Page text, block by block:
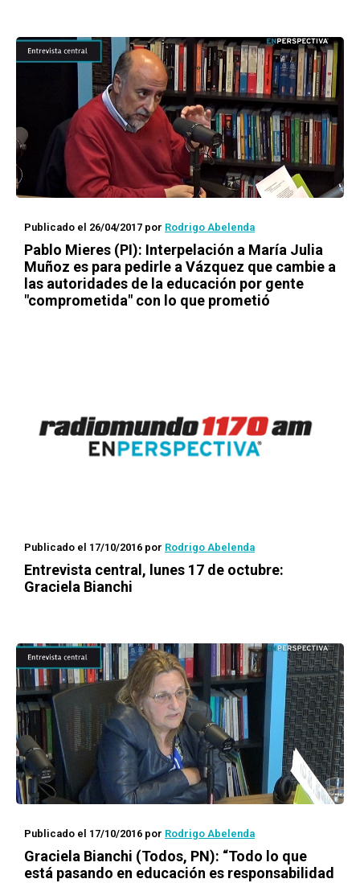
Publicado el 26/04/2017 por Rodrigo Abelenda
Pablo Mieres (PI): Interpelación a María Julia
Muñoz es para pedirle a Vázquez que cambie a
las autoridades de la educación por gente
"comprometida" con lo que prometió
Publicado el 17/10/2016 por Rodrigo Abelenda
Entrevista central, lunes 17 de octubre:
Graciela Bianchi
Publicado el 17/10/2016 por Rodrigo Abelenda
Graciela Bianchi (Todos, PN): “Todo lo que
está pasando en educación es responsabilidad